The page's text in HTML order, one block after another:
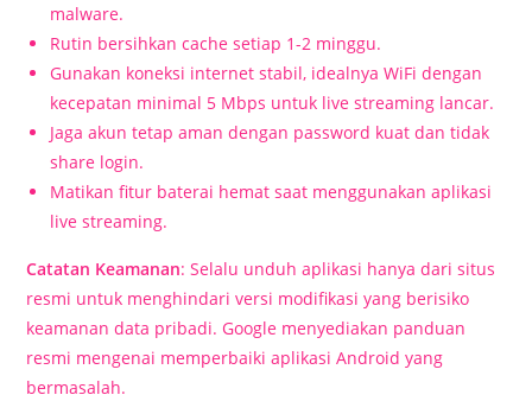
malware.
Rutin bersihkan cache setiap 1-2 minggu.
Gunakan koneksi internet stabil, idealnya WiFi dengan
kecepatan minimal 5 Mbps untuk live streaming lancar.
Jaga akun tetap aman dengan password kuat dan tidak
share login.
Matikan fitur baterai hemat saat menggunakan aplikasi
live streaming.
Catatan Keamanan: Selalu unduh aplikasi hanya dari situs
resmi untuk menghindari versi modifikasi yang berisiko
keamanan data pribadi. Google menyediakan panduan
resmi mengenai memperbaiki aplikasi Android yang
bermasalah.